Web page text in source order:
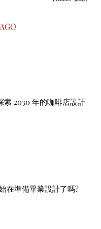
索 2030 年的咖啡店設計
在準備畢業設計了嗎?